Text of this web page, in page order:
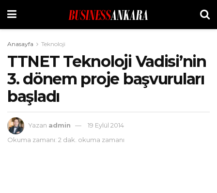
Anasayfa Teknoloji
TTNET Teknoloji Vadisi’nin
3. dönem proje başvuruları
başladı
Yazan admin
19 Eylül 2014
Okuma zamanı: 2 dak. okuma zamanı